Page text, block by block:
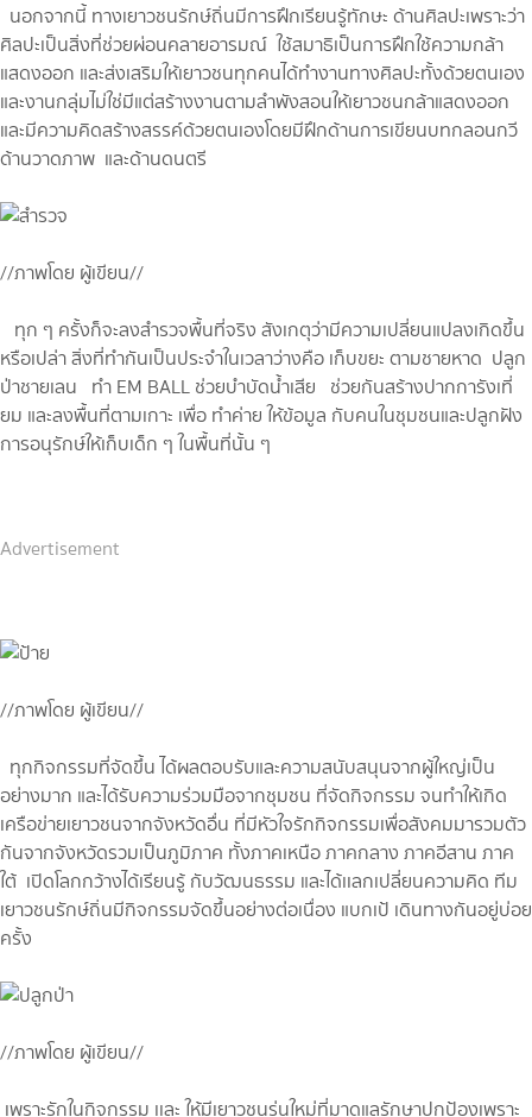
นอกจากนี้ ทางเยาวชนรักษ์ถิ่นมีการฝึกเรียนรู้ทักษะ ด้านศิลปะเพราะว่า
ศิลปะเป็นสิ่งที่ช่วยผ่อนคลายอารมณ์ ใช้สมาธิเป็นการฝึกใช้ความกล้า
แสดงออก และส่งเสริมให้เยาวชนทุกคนได้ทำงานทางศิลปะทั้งด้วยตนเอง
และงานกลุ่มไม่ใช่มีแต่สร้างงานตามลำพังสอนให้เยาวชนกล้าแสดงออก
และมีความคิดสร้างสรรค์ด้วยตนเองโดยมีฝึกด้านการเขียนบทกลอนกวี
ด้านวาดภาพ และด้านดนตรี
//ภาพโดย ผู้เขียน//
ทุก ๆ ครั้งก็จะลงสำรวจพื้นที่จริง สังเกตุว่ามีความเปลี่ยนแปลงเกิดขึ้น
หรือเปล่า สิ่งที่ทำกันเป็นประจำในเวลาว่างคือ เก็บขยะ ตามชายหาด ปลูก
ป่าชายเลน ทำ EM BALL ช่วยบำบัดน้ำเสีย ช่วยกันสร้างปากการังเที่
ยม และลงพื้นที่ตามเกาะ เพื่อ ทำค่าย ให้ข้อมูล กับคนในชุมชนและปลูกฝัง
การอนุรักษ์ให้เก็บเด็ก ๆ ในพื้นที่นั้น ๆ
Advertisement
//ภาพโดย ผู้เขียน//
ทุกกิจกรรมที่จัดขึ้น ได้ผลตอบรับและความสนับสนุนจากผู้ใหญ่เป็น
อย่างมาก และได้รับความร่วมมือจากชุมชน ที่จัดกิจกรรม จนทำให้เกิด
เครือข่ายเยาวชนจากจังหวัดอื่น ที่มีหัวใจรักกิจกรรมเพื่อสังคมมารวมตัว
กันจากจังหวัดรวมเป็นภูมิภาค ทั้งภาคเหนือ ภาคกลาง ภาคอีสาน ภาค
ใต้ เปิดโลกกว้างได้เรียนรู้ กับวัฒนธรรม และได้เเลกเปลี่ยนความคิด ทีม
เยาวชนรักษ์ถิ่นมีกิจกรรมจัดขึ้นอย่างต่อเนื่อง แบกเป้ เดินทางกันอยู่บ่อย
ครั้ง
//ภาพโดย ผู้เขียน//
เพราะรักในกิจกรรม เเละ ให้มีเยาวชนรุ่นใหม่ที่มาดูแลรักษาปกป้องเพราะ